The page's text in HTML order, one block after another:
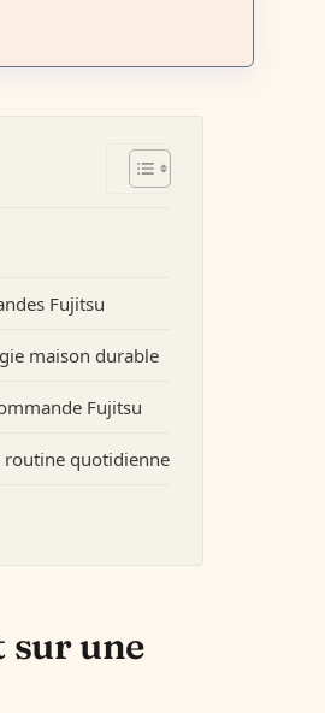
Fujitsu
maison durable
Fujitsu
routine quotidienne
sur une